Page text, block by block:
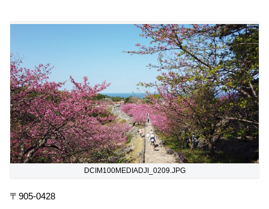
DCIM100MEDIADJI_0209.JPG
〒905-0428